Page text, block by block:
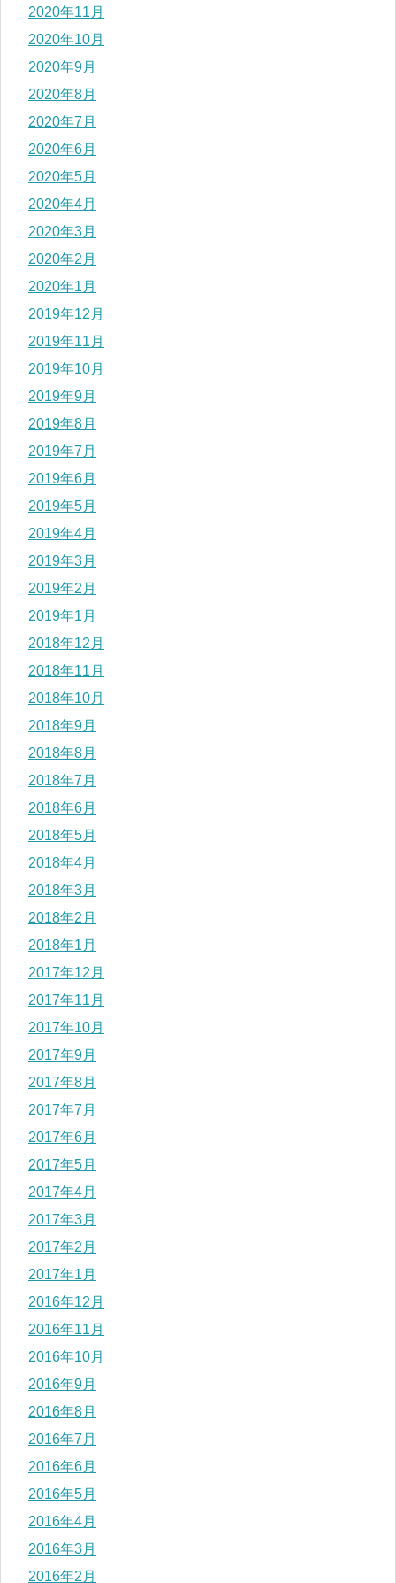
2020年11月
2020年10月
2020年9月
2020年8月
2020年7月
2020年6月
2020年5月
2020年4月
2020年3月
2020年2月
2020年1月
2019年12月
2019年11月
2019年10月
2019年9月
2019年8月
2019年7月
2019年6月
2019年5月
2019年4月
2019年3月
2019年2月
2019年1月
2018年12月
2018年11月
2018年10月
2018年9月
2018年8月
2018年7月
2018年6月
2018年5月
2018年4月
2018年3月
2018年2月
2018年1月
2017年12月
2017年11月
2017年10月
2017年9月
2017年8月
2017年7月
2017年6月
2017年5月
2017年4月
2017年3月
2017年2月
2017年1月
2016年12月
2016年11月
2016年10月
2016年9月
2016年8月
2016年7月
2016年6月
2016年5月
2016年4月
2016年3月
2016年2月